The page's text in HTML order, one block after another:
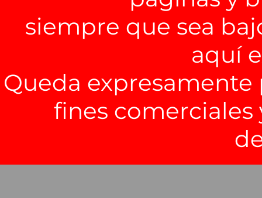
siempre que sea
aquí
Queda
fines comerciales